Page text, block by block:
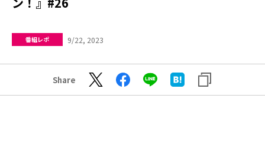
番組レポ 9/22, 2023
Share